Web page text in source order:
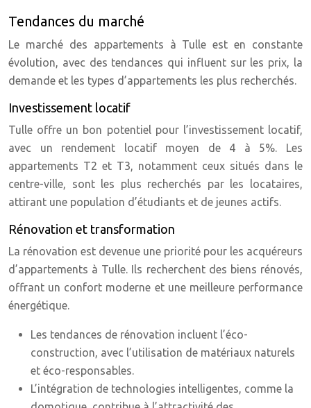
Tendances du marché
Le marché des appartements à Tulle est en constante
évolution, avec des tendances qui influent sur les prix, la
demande et les types d’appartements les plus recherchés.
Investissement locatif
Tulle offre un bon potentiel pour l’investissement locatif,
avec un rendement locatif moyen de 4 à 5%. Les
appartements T2 et T3, notamment ceux situés dans le
centre-ville, sont les plus recherchés par les locataires,
attirant une population d’étudiants et de jeunes actifs.
Rénovation et transformation
La rénovation est devenue une priorité pour les acquéreurs
d’appartements à Tulle. Ils recherchent des biens rénovés,
offrant un confort moderne et une meilleure performance
énergétique.
Les tendances de rénovation incluent l’éco-
construction, avec l’utilisation de matériaux naturels
et éco-responsables.
L’intégration de technologies intelligentes, comme la